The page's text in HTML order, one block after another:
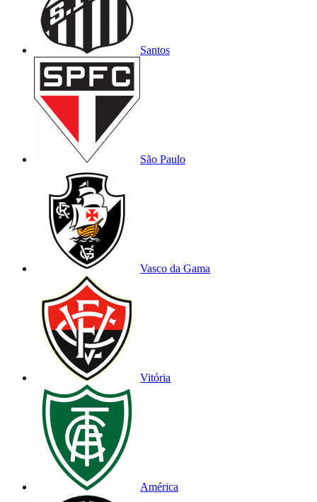
Santos
São Paulo
Vasco da Gama
Vitória
América